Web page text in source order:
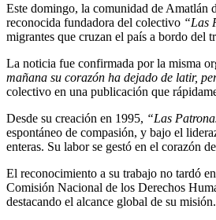
Este domingo, la comunidad de Amatlán
reconocida fundadora del colectivo “Las
migrantes que cruzan el país a bordo del
La noticia fue confirmada por la misma
mañana su corazón ha dejado de latir,
colectivo en una publicación que
Desde su creación en 1995, “Las
espontáneo de compasión, y bajo el
enteras. Su labor se gestó en el corazón
El reconocimiento a su trabajo no tardó
Comisión Nacional de los Derechos
destacando el alcance global de su misión.